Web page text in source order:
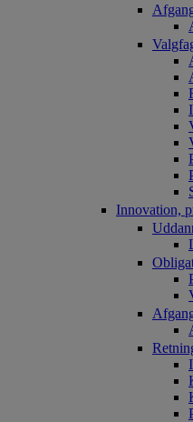
Innovation,